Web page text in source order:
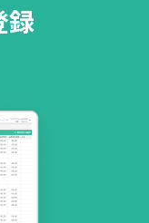
録